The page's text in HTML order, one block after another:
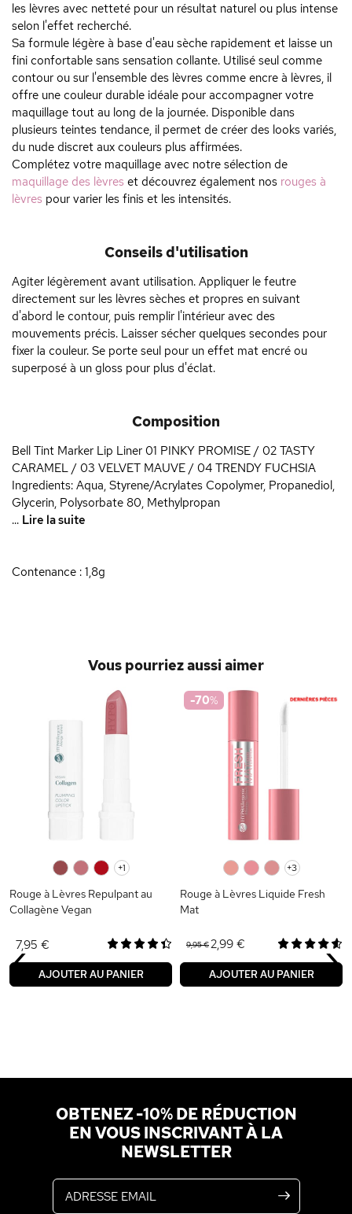
les lèvres avec netteté pour un résultat naturel ou plus intense
selon l'effet recherché.
Sa formule légère à base d'eau sèche rapidement et laisse un
fini confortable sans sensation collante. Utilisé seul comme
contour ou sur l'ensemble des lèvres comme encre à lèvres, il
offre une couleur durable idéale pour accompagner votre
maquillage tout au long de la journée. Disponible dans
plusieurs teintes tendance, il permet de créer des looks variés,
du nude discret aux couleurs plus affirmées.
Complétez votre maquillage avec notre sélection de
maquillage des lèvres et découvrez également nos rouges à
lèvres pour varier les finis et les intensités.
Conseils d'utilisation
Agiter légèrement avant utilisation. Appliquer le feutre
directement sur les lèvres sèches et propres en suivant
d'abord le contour, puis remplir l'intérieur avec des
mouvements précis. Laisser sécher quelques secondes pour
fixer la couleur. Se porte seul pour un effet mat encré ou
superposé à un gloss pour plus d'éclat.
Composition
Bell Tint Marker Lip Liner 01 PINKY PROMISE / 02 TASTY
CARAMEL / 03 VELVET MAUVE / 04 TRENDY FUCHSIA
Ingredients: Aqua, Styrene/Acrylates Copolymer, Propanediol,
Glycerin, Polysorbate 80, Methylpropan
... Lire la suite
Contenance : 1,8g
Vous pourriez aussi aimer
+1
Rouge à Lèvres Repulpant au
Collagène Vegan
7,95 €
AJOUTER AU PANIER
-70%
+3
Rouge à Lèvres Liquide Fresh
Mat
9,95 €2,99 €
AJOUTER AU PANIER
‹ ›
OBTENEZ -10% DE RÉDUCTION
EN VOUS INSCRIVANT À LA
NEWSLETTER